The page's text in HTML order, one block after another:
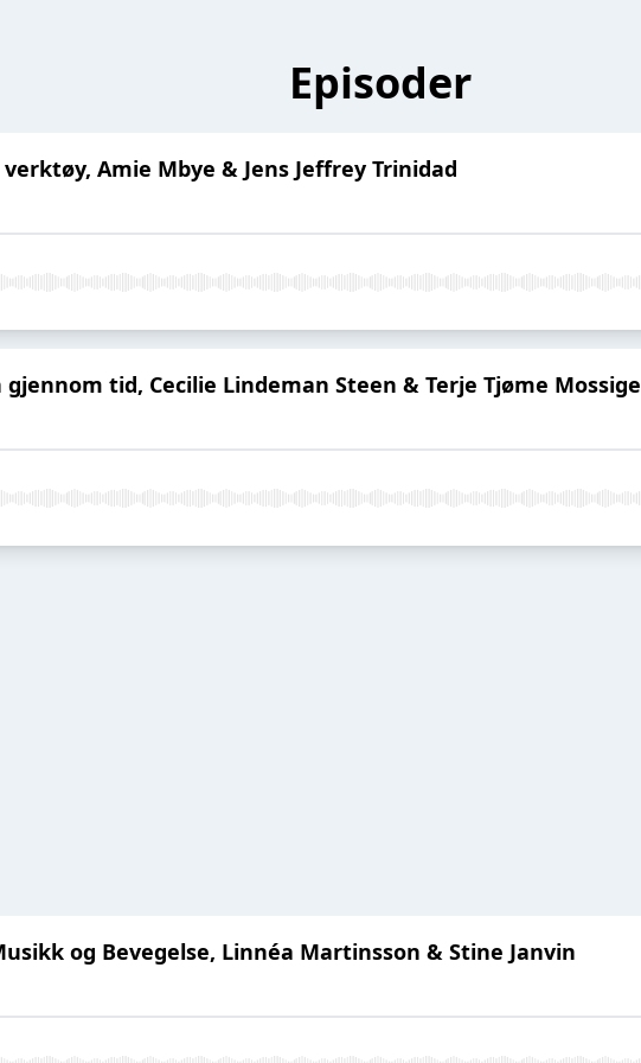
Episoder
verktøy, Amie Mbye & Jens Jeffrey Trinidad
gjennom tid, Cecilie Lindeman Steen & Terje Tjøme Mossige
og Bevegelse, Linnéa Martinsson & Stine Janvin